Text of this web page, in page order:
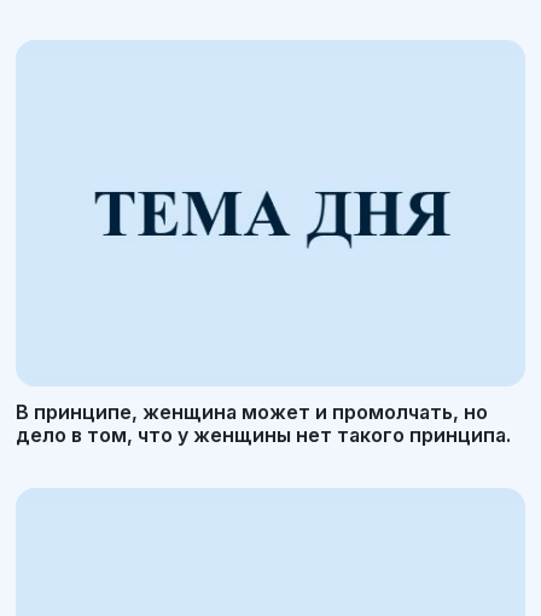
В принципе, женщина может и промолчать, но
дело в том, что у женщины нет такого принципа.